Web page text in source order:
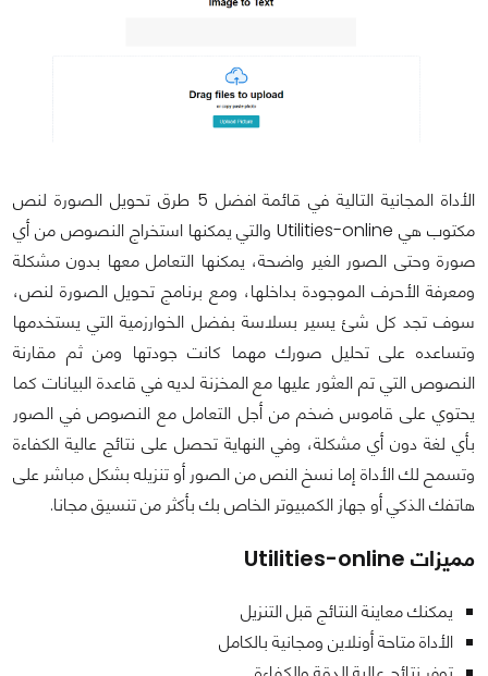
الأداة المجانية التالية في قائمة افضل 5 طرق تحويل الصورة لنص
مكتوب هي Utilities-online والتي يمكنها استخراج النصوص من أي
صورة وحتى الصور الغير واضحة، يمكنها التعامل معها بدون مشكلة
ومعرفة الأحرف الموجودة بداخلها، ومع برنامج تحويل الصورة لنص،
سوف تجد كل شئ يسير بسلاسة بفضل الخوارزمية التي يستخدمها
وتساعده على تحليل صورك مهما كانت جودتها ومن ثم مقارنة
النصوص التي تم العثور عليها مع المخزنة لديه في قاعدة البيانات كما
يحتوي على قاموس ضخم من أجل التعامل مع النصوص في الصور
بأي لغة دون أي مشكلة، وفي النهاية تحصل على نتائج عالية الكفاءة
وتسمح لك الأداة إما نسخ النص من الصور أو تنزيله بشكل مباشر على
هاتفك الذكي أو جهاز الكمبيوتر الخاص بك بأكثر من تنسيق مجانا.
مميزات Utilities-online
يمكنك معاينة النتائج قبل التنزيل
الأداة متاحة أونلاين ومجانية بالكامل